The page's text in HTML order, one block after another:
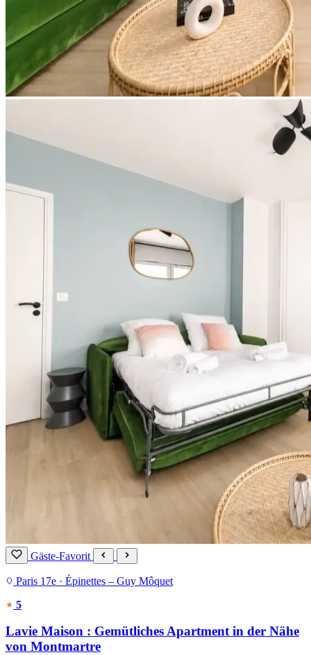
Gäste-Favorit
Paris 17e · Épinettes – Guy Môquet
5
Lavie Maison : Gemütliches Apartment in der Nähe
von Montmartre